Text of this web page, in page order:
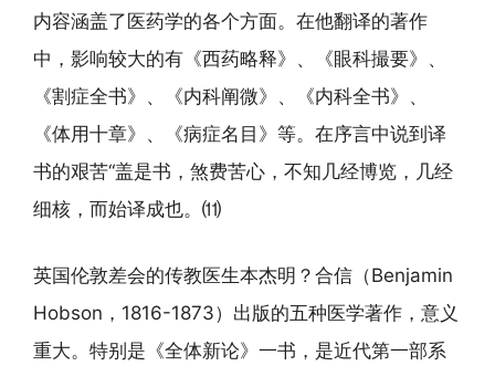
内容涵盖了医药学的各个方面。在他翻译的著作
中，影响较大的有《西药略释》、《眼科撮要》、
《割症全书》、《内科阐微》、《内科全书》、
《体用十章》、《病症名目》等。在序言中说到译
书的艰苦“盖是书，煞费苦心，不知几经博览，几经
细核，而始译成也。⑾
英国伦敦差会的传教医生本杰明？合信（Benjamin
Hobson，1816-1873）出版的五种医学著作，意义
重大。特别是《全体新论》一书，是近代第一部系